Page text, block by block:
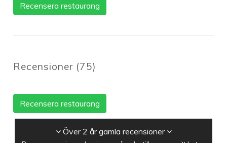
Recensera restaurang
Recensioner (75)
Recensera restaurang
Över 2 år gamla recensioner